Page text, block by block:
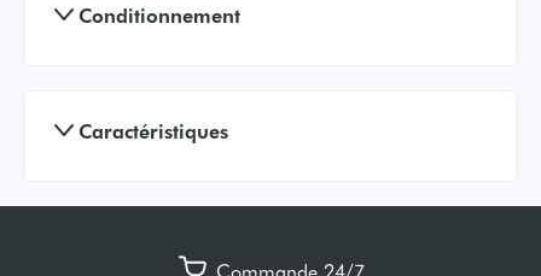
Conditionnement
Caractéristiques
Commande 24/7